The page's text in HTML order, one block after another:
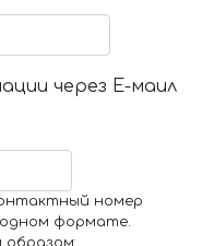
через Е-маил
номер
формате.